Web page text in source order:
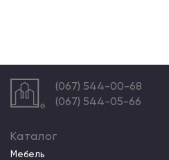
(067) 544-00-68
(067) 544-05-66
Каталог
Мебель